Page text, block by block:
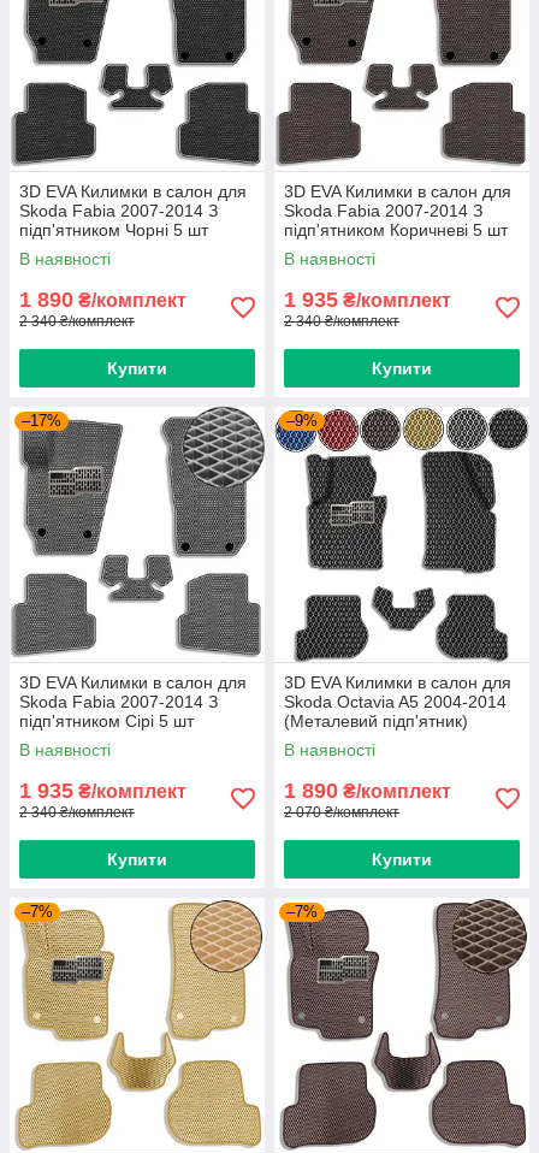
3D EVA Килимки в салон для
Skoda Fabia 2007-2014 З
підп'ятником Чорні 5 шт
В наявності
1 890 ₴/комплект
2 340 ₴/комплект
Купити
3D EVA Килимки в салон для
Skoda Fabia 2007-2014 З
підп'ятником Коричневі 5 шт
В наявності
1 935 ₴/комплект
2 340 ₴/комплект
Купити
–17%
3D EVA Килимки в салон для
Skoda Fabia 2007-2014 З
підп'ятником Сірі 5 шт
В наявності
1 935 ₴/комплект
2 340 ₴/комплект
Купити
–9%
3D EVA Килимки в салон для
Skoda Octavia A5 2004-2014
(Металевий підп'ятник)
Чорний 5 шт
В наявності
1 890 ₴/комплект
2 070 ₴/комплект
Купити
–7% –7%